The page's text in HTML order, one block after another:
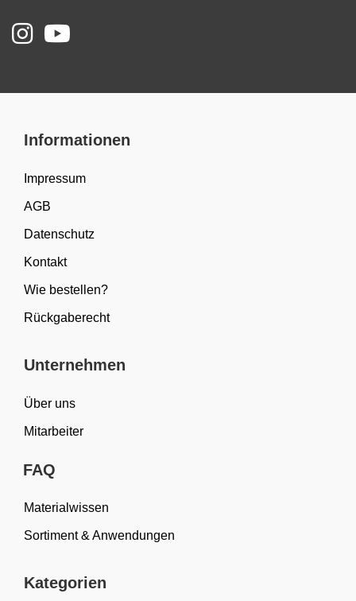
Informationen
Impressum
AGB
Datenschutz
Kontakt
Wie bestellen?
Rückgaberecht
Unternehmen
Über uns
Mitarbeiter
FAQ
Materialwissen
Sortiment & Anwendungen
Kategorien